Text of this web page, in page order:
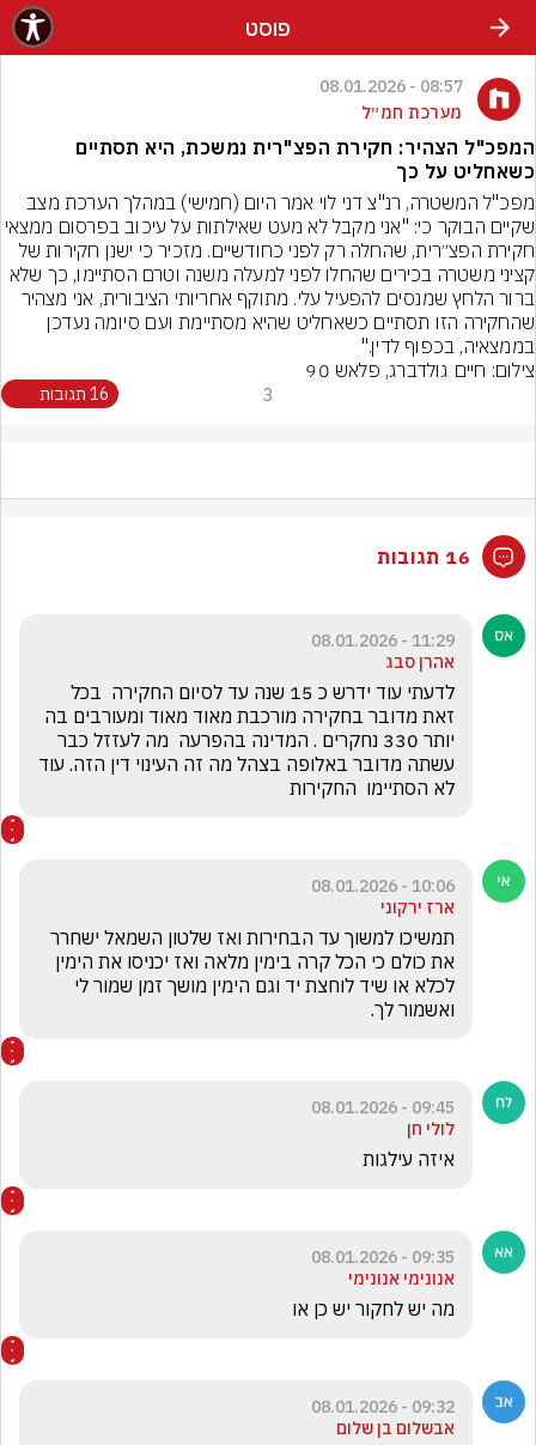
פוסט
08:57 - 08.01.2026
מערכת חמ״ל
המפכ"ל הצהיר: חקירת הפצ"רית נמשכת, היא תסתיים
כשאחליט על כך
מפכ"ל המשטרה, רנ"צ דני לוי אמר היום (חמישי) במהלך הערכת מצב
בממצאיה, בכפוף לדין."
צילום: חיים גולדברג, פלאש 90
3 16 תגובות
16 תגובות
11:29 - 08.01.2026
אהרן סבג
לא הסתיימו  החקירות
10:06 - 08.01.2026
ארז ירקוני
ואשמור לך.
09:45 - 08.01.2026
לולי חן
איזה עילגות
09:35 - 08.01.2026
אנונימי אנונימי
מה יש לחקור יש כן או
09:32 - 08.01.2026
אבשלום בן שלום